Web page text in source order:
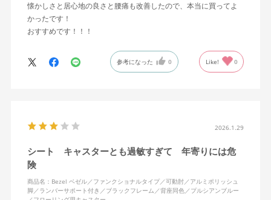
懐かしさと居心地の良さと腰痛も改善したので、本当に買ってよ
かったです！
おすすめです！！！
参考になった 0 Like! 0
2026.1.29
シート キャスターとも過敏すぎて 年寄りには危
険
商品名：Bezel ベゼル／ファンクショナルタイプ／可動肘／アルミポリッシュ
脚／ランバーサポート付き／ブラックフレーム／背座同色／プルシアンブルー